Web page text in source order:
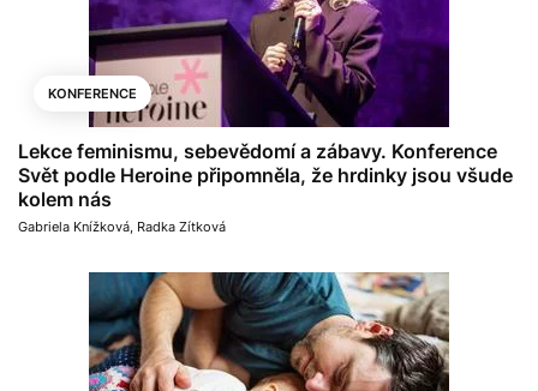
KONFERENCE
Lekce feminismu, sebevědomí a zábavy. Konference
Svět podle Heroine připomněla, že hrdinky jsou všude
kolem nás
Gabriela Knížková, Radka Zítková